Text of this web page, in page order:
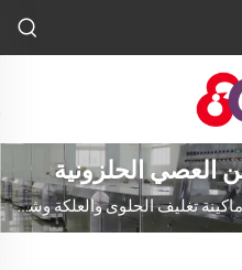
العصي الحلزونية
ماكينة تغليف الحلوى والعلكة وشوكولاتة